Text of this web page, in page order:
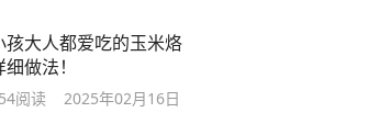
孩大人都爱吃的玉米烙
细做法！
阅读 2025年02月16日